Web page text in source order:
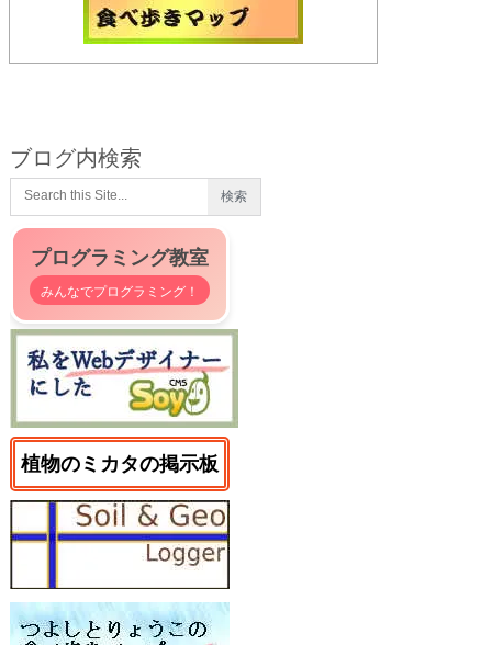
ブログ内検索
プログラミング教室
みんなでプログラミング！
植物のミカタの掲示板